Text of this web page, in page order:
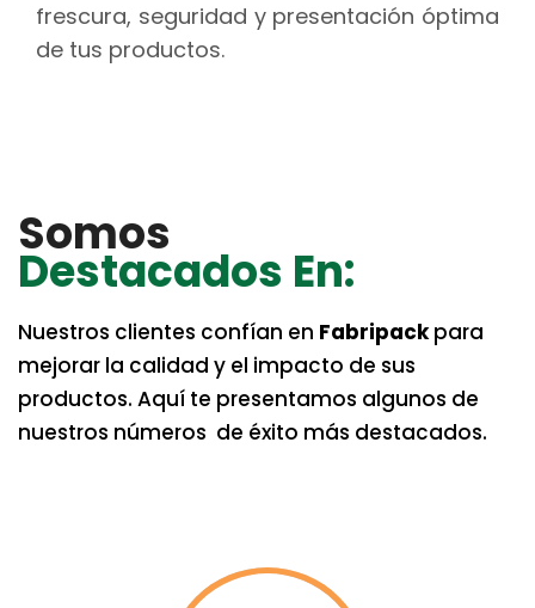
frescura, seguridad y presentación óptima
de tus productos.
Somos
Destacados En:
Nuestros clientes confían en Fabripackpara
mejorar la calidad y el impacto de sus
productos. Aquí te presentamos algunos de
nuestros números de éxito más destacados.